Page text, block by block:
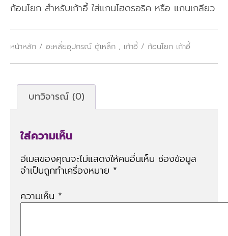
ก้อนโยก สำหรับเก้าอี้ ใส่แกนไฮดรอริค หรือ แกนเกลียว
หน้าหลัก / อะหลั่ยอุปกรณ์ ตู้เหล็ก , เก้าอี้ / ก้อนโยก เก้าอี้
บทวิจารณ์ (0)
ใส่ความเห็น
อีเมลของคุณจะไม่แสดงให้คนอื่นเห็น ช่องข้อมูล
จำเป็นถูกทำเครื่องหมาย *
ความเห็น *